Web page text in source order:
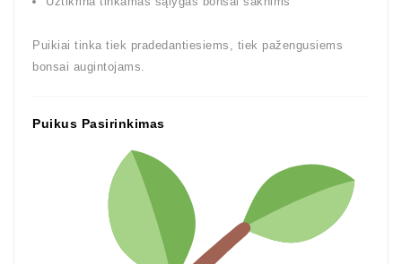
Puikiai tinka tiek pradedantiesiems, tiek pažengusiems
bonsai augintojams.
Puikus Pasirinkimas